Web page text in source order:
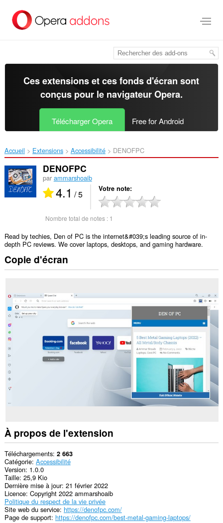
contenu
Ces extensions et ces fonds d'écran sont
conçus pour le navigateur Opera.
Télécharger Opera Free for Android
Accueil Extensions Accessibilité DENOFPC‎
DENOFPC
par ammarshoaib
4.1 / 5 Votre note
Nombre total de notes : 1
Read by techies, Den of PC is the internet&#039;s leading source of in-
depth PC reviews. We cover laptops, desktops, and gaming hardware.
Copie d'écran
À propos de l'extension
Téléchargements 2 663
Catégorie Accessibilité
Version 1.0.0
Taille 25,9 Kio
Dernière mise à jour 21 février 2022
Licence Copyright 2022 ammarshoaib
Politique du respect de la vie privée
Site web du service https://denofpc.com/
Page de support https://denofpc.com/best-metal-gaming-laptops/